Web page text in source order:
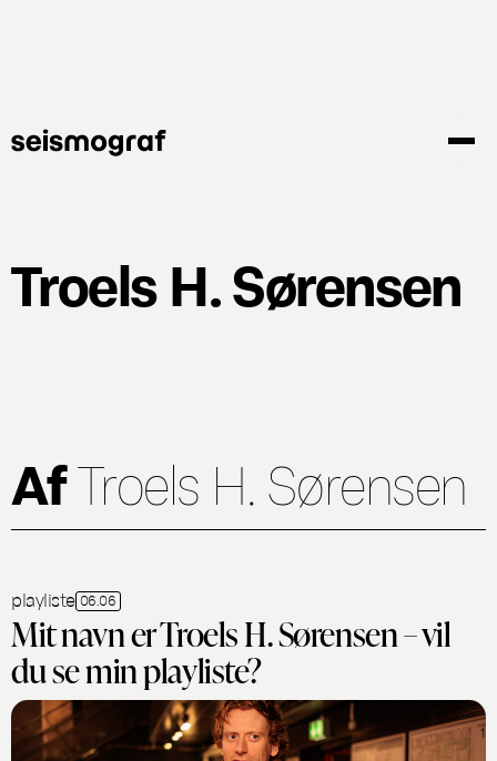
Troels H. Sørensen
AfTroels H. Sørensen
playliste 06.06
Mit navn er Troels H. Sørensen – vil
du se min playliste?